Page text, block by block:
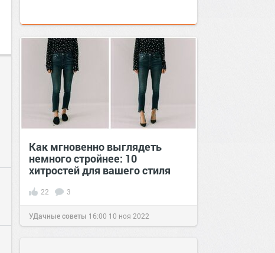
Как мгновенно выглядеть
немного стройнее: 10
хитростей для вашего стиля
22 3
УДачные советы 16:00 10 ноя 2022